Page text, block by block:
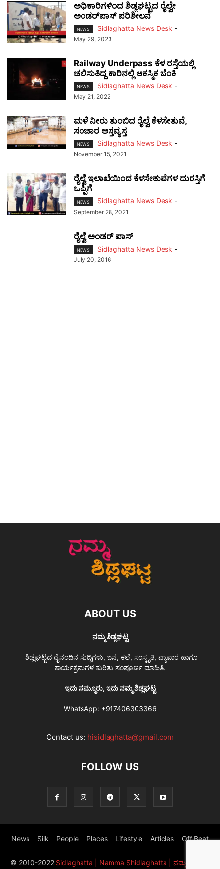
ಅಧಿಕಾರಿಗಳಿಂದ ಶಿಡ್ಲಘಟ್ಟದ ರೈಲ್ವೇ
ಅಂಡರ್‌ಪಾಸ್ ಪರಿಶೀಲನೆ
NEWS Sidlaghatta News Desk -
May 29, 2023
Railway Underpass ಕೆಳ ರಸ್ತೆಯಲ್ಲಿ
ಚಲಿಸುತಿದ್ದ ಕಾರಿನಲ್ಲಿ ಆಕಸ್ಮಿಕ ಬೆಂಕಿ
NEWS Sidlaghatta News Desk -
May 21, 2022
ಮಳೆ ನೀರು ತುಂಬಿದ ರೈಲ್ವೆ ಕೆಳಸೇತುವೆ,
ಸಂಚಾರ ಅಸ್ತವ್ಯಸ್ತ
NEWS Sidlaghatta News Desk -
November 15, 2021
ರೈಲ್ವೆ ಇಲಾಖೆಯಿಂದ ಕೆಳಸೇತುವೆಗಳ ದುರಸ್ತಿಗೆ
ಒಪ್ಪಿಗೆ
NEWS Sidlaghatta News Desk -
September 28, 2021
ರೈಲ್ವೆ ಅಂಡರ್ ಪಾಸ್
NEWS Sidlaghatta News Desk -
July 20, 2016
ABOUT US
ನಮ್ಮ ಶಿಡ್ಲಘಟ್ಟ
ಶಿಡ್ಲಘಟ್ಟದ ದೈನಂದಿನ ಸುದ್ದಿಗಳು, ಜನ, ಕಲೆ, ಸಂಸ್ಕೃತಿ, ವ್ಯಾಪಾರ ಹಾಗೂ
ಕಾರ್ಯಕ್ರಮಗಳ ಕುರಿತು ಸಂಪೂರ್ಣ ಮಾಹಿತಿ.
ಇದು ನಮ್ಮೂರು, ಇದು ನಮ್ಮ ಶಿಡ್ಲಘಟ್ಟ
WhatsApp: +917406303366
Contact us: hisidlaghatta@gmail.com
FOLLOW US
News Silk People Places Lifestyle Articles Off Beat
© 2010-2022 Sidlaghatta | Namma Shidlaghatta | ನಮ್ಮ ಶಿಡ್ಲಘಟ್ಟ